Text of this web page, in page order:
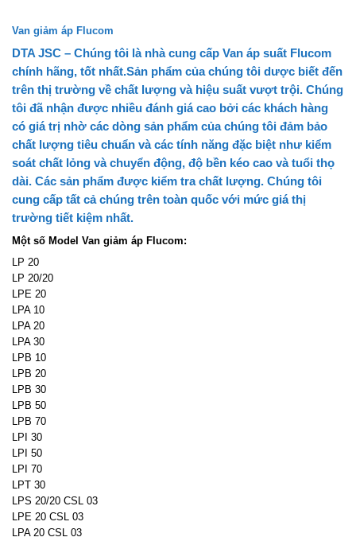
Van giảm áp Flucom
DTA JSC – Chúng tôi là nhà cung cấp Van áp suất Flucom
chính hãng, tốt nhất.Sản phẩm của chúng tôi dược biết đến
trên thị trường về chất lượng và hiệu suất vượt trội. Chúng
tôi đã nhận được nhiều đánh giá cao bởi các khách hàng
có giá trị nhờ các dòng sản phẩm của chúng tôi đảm bảo
chất lượng tiêu chuẩn và các tính năng đặc biệt như kiểm
soát chất lỏng và chuyển động, độ bền kéo cao và tuổi thọ
dài. Các sản phẩm được kiểm tra chất lượng. Chúng tôi
cung cấp tất cả chúng trên toàn quốc với mức giá thị
trường tiết kiệm nhất.
Một số Model Van giảm áp Flucom:
LP 20
LP 20/20
LPE 20
LPA 10
LPA 20
LPA 30
LPB 10
LPB 20
LPB 30
LPB 50
LPB 70
LPI 30
LPI 50
LPI 70
LPT 30
LPS 20/20 CSL 03
LPE 20 CSL 03
LPA 20 CSL 03